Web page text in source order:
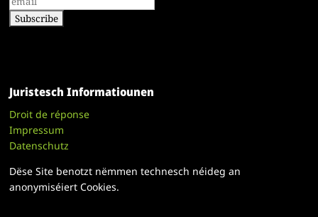
Juristesch Informatiounen
Droit de réponse
Impressum
Datenschutz
Dëse Site benotzt nëmmen technesch néideg an
anonymiséiert Cookies.